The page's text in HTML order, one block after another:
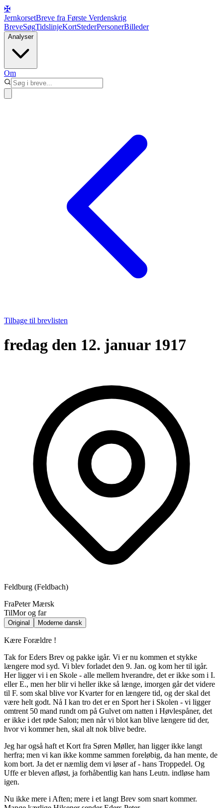
✠
JernkorsetBreve fra Første Verdenskrig
BreveSøgTidslinjeKortStederPersonerBilleder
Analyser
Om
Tilbage til brevlisten
fredag den 12. januar 1917
Feldburg (Feldbach)
FraPeter Mærsk
TilMor og far
Original Moderne dansk
Kære Forældre !
Tak for Eders Brev og pakke igår. Vi er nu kommen et stykke
længere mod syd. Vi blev forladet den 9. Jan. og kom her til igår.
Her ligger vi i en Skole - alle mellem hverandre, det er ikke som i I.
eller E., men her blir vi heller ikke så længe, imorgen går det videre
til F. som skal blive vor Kvarter for en længere tid, og der skal det
være helt godt. Nå I kan tro det er en Sport her i Skolen - vi ligger
omtrent 50 mand rundt om på Gulvet om natten i Høvlespåner, det
er ikke i det røde Salon; men når vi blot kan blive længere tid der,
hvor vi kommer hen, skal alt nok blive bedre.
Jeg har også haft et Kort fra Søren Møller, han ligger ikke langt
herfra; men vi kan ikke komme sammen foreløbig, da han mente, de
kom bort. Ja det er næmlig dem vi løser af - hans Troppedel. Og
Uffe er bleven afløst, ja forhåbentlig kan hans Leutn. indløse ham
igen.
Nu ikke mere i Aften; mere i et langt Brev som snart kommer.